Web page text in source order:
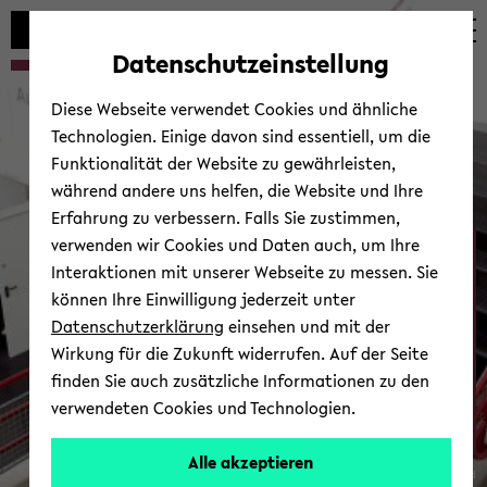
Automatische
vermeiden
skip
main
skip
main
skip
footer
Ab­tei­lung Psy­cho­lo­gie
© Uni­ver­si­tät Bie­le­feld
Datenschutzeinstellung
Diese Webseite verwendet Cookies und ähnliche
Technologien. Einige davon sind essentiell, um die
Funktionalität der Website zu gewährleisten,
während andere uns helfen, die Website und Ihre
Erfahrung zu verbessern. Falls Sie zustimmen,
verwenden wir Cookies und Daten auch, um Ihre
Interaktionen mit unserer Webseite zu messen. Sie
können Ihre Einwilligung jederzeit unter
Datenschutzerklärung einsehen und mit der
Wirkung für die Zukunft widerrufen. Auf der Seite
finden Sie auch zusätzliche Informationen zu den
verwendeten Cookies und Technologien.
Alle akzeptieren